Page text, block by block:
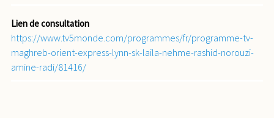
Lien de consultation
https://www.tv5monde.com/programmes/fr/programme-tv-
maghreb-orient-express-lynn-sk-laila-nehme-rashid-norouzi-
amine-radi/81416/